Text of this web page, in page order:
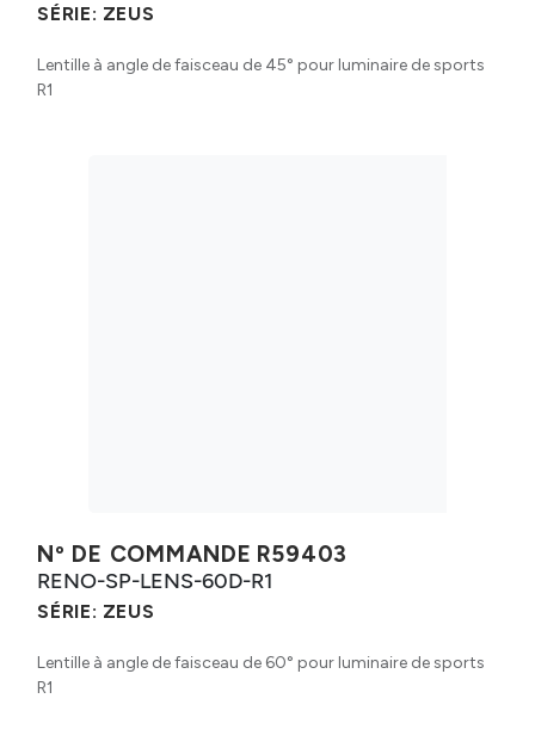
SÉRIE: ZEUS
Lentille à angle de faisceau de 45° pour luminaire de sports
R1
Nº DE COMMANDE R59403
RENO-SP-LENS-60D-R1
SÉRIE: ZEUS
Lentille à angle de faisceau de 60° pour luminaire de sports
R1